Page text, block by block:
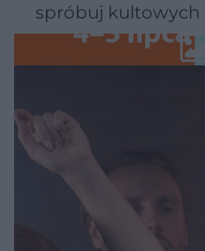
spróbuj kultowych
Wawelu